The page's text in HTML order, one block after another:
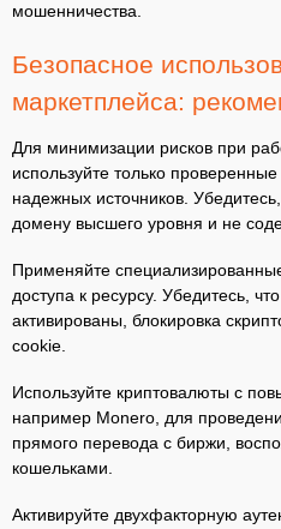
мошенничества.
Безопасное
маркетплейса:
Для минимизации рисков при
используйте только
надежных источников.
домену высшего уровня и не
Применяйте
доступа к ресурсу. Убедитесь,
активированы, блокировка
cookie.
Используйте криптовалюты с
например Monero, для
прямого перевода с биржи,
кошельками.
Активируйте двухфакторную